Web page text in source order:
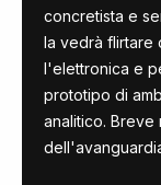
concretista e
la vedrà flirtare
l'elettronica e
prototipo di
analitico. Breve